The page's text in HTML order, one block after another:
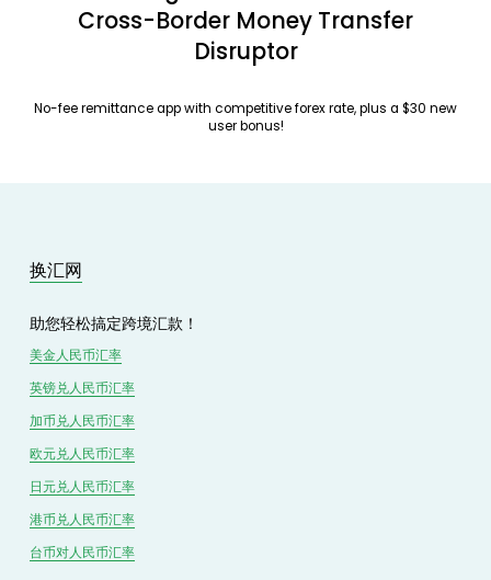
Cross-Border Money Transfer
Disruptor
No-fee remittance app with competitive forex rate, plus a $30 new
user bonus!
换汇网
助您轻松搞定跨境汇款！
美金人民币汇率
英镑兑人民币汇率
加币兑人民币汇率
欧元兑人民币汇率
日元兑人民币汇率
港币兑人民币汇率
台币对人民币汇率